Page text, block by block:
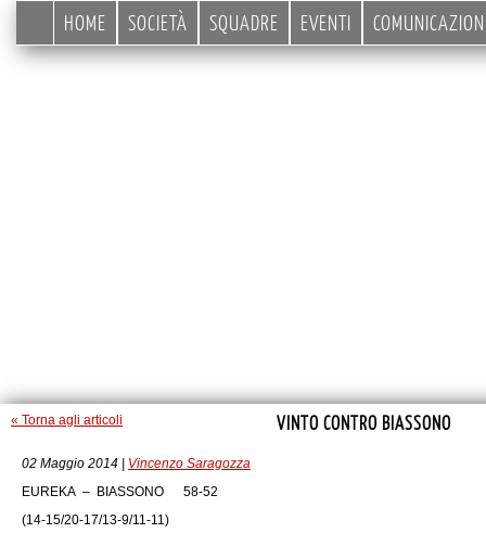
HOME SOCIETÀ SQUADRE EVENTI
« Torna agli articoli VINTO CONTRO BIASSONO
02 Maggio 2014 | Vincenzo Saragozza
EUREKA – BIASSONO 58-52
(14-15/20-17/13-9/11-11)